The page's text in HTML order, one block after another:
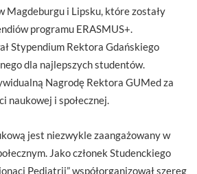
Magdeburgu i Lipsku, które zostały
programu ERASMUS+.
Stypendium Rektora Gdańskiego
dla najlepszych studentów.
Nagrodę Rektora GUMed za
naukowej i społecznej.
jest niezwykle zaangażowany w
Jako członek Studenckiego
Pediatrii” współorganizował szereg